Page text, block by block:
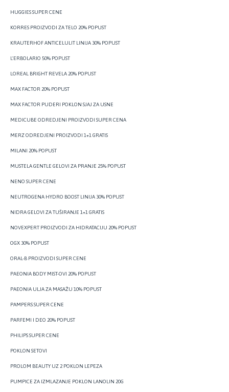
HUGGIES SUPER CENE
KORRES PROIZVODI ZA TELO 20% POPUST
KRAUTERHOF ANTICELULIT LINIJA 30% POPUST
L'ERBOLARIO 50% POPUST
LOREAL BRIGHT REVELA 20% POPUST
MAX FACTOR 20% POPUST
MAX FACTOR PUDERI POKLON SJAJ ZA USNE
MEDICUBE ODREDJENI PROIZVODI SUPER CENA
MERZ ODREDJENI PROIZVODI 1+1 GRATIS
MILANI 20% POPUST
MUSTELA GENTLE GELOVI ZA PRANJE 25% POPUST
NENO SUPER CENE
NEUTROGENA HYDRO BOOST LINIJA 30% POPUST
NIDRA GELOVI ZA TUŠIRANJE 1+1 GRATIS
NOVEXPERT PROIZVODI ZA HIDRATACIJU 20% POPUST
OGX 30% POPUST
ORAL-B PROIZVODI SUPER CENE
PAEONIA BODY MIST-OVI 20% POPUST
PAEONIA ULJA ZA MASAŽU 10% POPUST
PAMPERS SUPER CENE
PARFEMI I DEO 20% POPUST
PHILIPS SUPER CENE
POKLON SETOVI
PROLOM BEAUTY UZ 2 POKLON LEPEZA
PUMPICE ZA IZMLAZANJE POKLON LANOLIN 20G